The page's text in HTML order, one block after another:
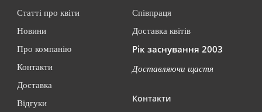
Статті про квіти
Новини
Про компанію
Контакти
Доставка
Відгуки
Співпраця
Доставка квітів
Рік заснування 2003
Доставляючи щастя
Контакти